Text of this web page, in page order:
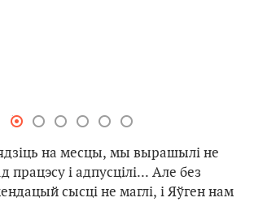
на месцы, мы вырашылі не
працэсу і адпусцілі... Але без
сысці не маглі, і Яўген нам